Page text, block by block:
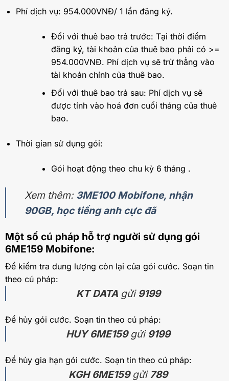
Phí dịch vụ: 954.000VNĐ/ 1 lần đăng ký.
Đối với thuê bao trả trước: Tại thời điểm
đăng ký, tài khoản của thuê bao phải có >=
954.000VNĐ. Phí dịch vụ sẽ trừ thẳng vào
tài khoản chính của thuê bao.
Đối với thuê bao trả sau: Phí dịch vụ sẽ
được tính vào hoá đơn cuối tháng của thuê
bao.
Thời gian sử dụng gói:
Gói hoạt động theo chu kỳ 6 tháng .
Xem thêm: 3ME100 Mobifone, nhận
90GB, học tiếng anh cực đã
Một số cú pháp hỗ trợ người sử dụng gói
6ME159 Mobifone:
Để kiểm tra dung lượng còn lại của gói cước. Soạn tin
theo cú pháp:
KT DATA gửi 9199
Để hủy gói cước. Soạn tin theo cú pháp:
HUY 6ME159 gửi 9199
Để hủy gia hạn gói cước. Soạn tin theo cú pháp:
KGH 6ME159 gửi 789